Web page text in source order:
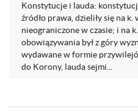
Konstytucje i lauda:
źródło prawa, dzieliły się na
nieograniczone w czasie; i na
obowiązywania był z góry
wydawane w formie
do Korony, lauda sejmi...